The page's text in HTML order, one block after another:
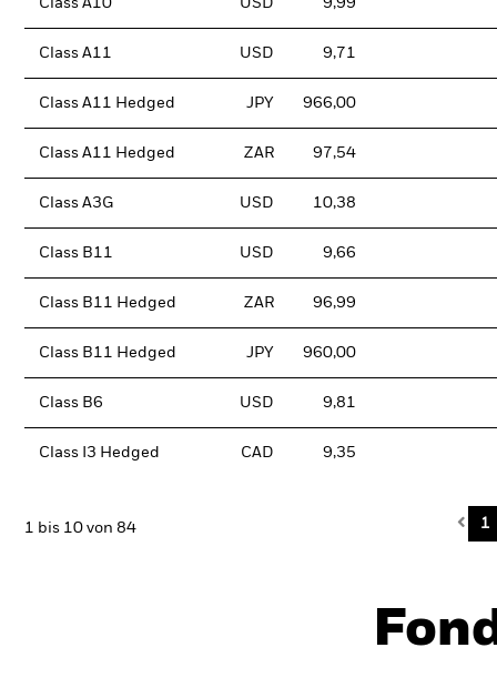
Class A10 USD 9,99
Class A11 USD 9,71
Class A11 Hedged JPY 966,00
Class A11 Hedged ZAR 97,54
Class A3G USD 10,38
Class B11 USD 9,66
Class B11 Hedged ZAR 96,99
Class B11 Hedged JPY 960,00
Class B6 USD 9,81
Class I3 Hedged CAD 9,35
1 bis 10 von 84 1